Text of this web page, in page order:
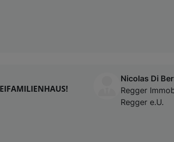
Nicolas Di
Regger
Regger e.U.